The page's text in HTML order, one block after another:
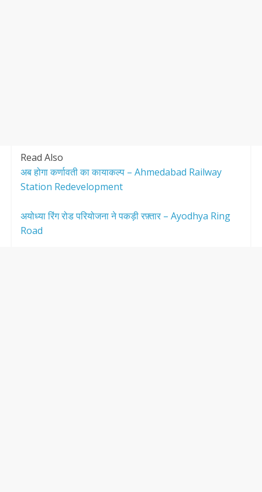
Read Also
अब होगा कर्णावती का कायाकल्प – Ahmedabad Railway
Station Redevelopment
अयोध्या रिंग रोड परियोजना ने पकड़ी रफ़्तार – Ayodhya Ring
Road